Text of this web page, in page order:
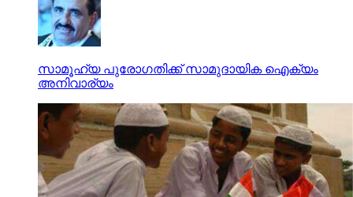
സാമൂഹ്യ പുരോഗതിക്ക് സാമുദായിക ഐക്യം
അനിവാര്യം